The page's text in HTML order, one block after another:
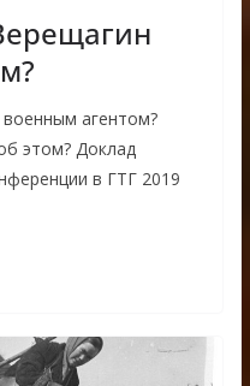
агентом?
этом? Доклад
в ГТГ 2019